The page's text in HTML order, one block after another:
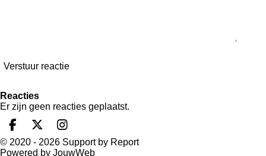
Verstuur reactie
Reacties
Er zijn geen reacties geplaatst.
F
a
c
X
I
n
s
© 2020 - 2026 Support by Report
Powered by JouwWeb